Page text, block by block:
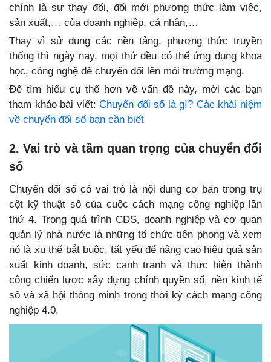
chính là sự thay đổi, đổi mới phương thức làm việc,
sản xuất,… của doanh nghiệp, cá nhân,…
Thay vì sử dụng các nền tảng, phương thức truyền
thống thì ngày nay, mọi thứ đều có thể ứng dụng khoa
học, công nghệ để chuyển đổi lên môi trường mạng.
Để tìm hiểu cụ thể hơn về vấn đề này, mời các bạn
tham khảo bài viết:Chuyển đổi số là gì? Các khái niệm
về chuyển đổi số bạn cần biết
2. Vai trò và tầm quan trọng của chuyển đổi
số
Chuyển đổi số có vai trò là nội dung cơ bản trong trụ
cột kỹ thuật số của cuộc cách mạng công nghiệp lần
thứ 4. Trong quá trình CĐS, doanh nghiệp và cơ quan
quản lý nhà nước là những tổ chức tiên phong và xem
nó là xu thế bắt buộc, tất yếu để nâng cao hiệu quả sản
xuất kinh doanh, sức cạnh tranh và thực hiện thành
công chiến lược xây dựng chính quyền số, nền kinh tế
số và xã hội thông minh trong thời kỳ cách mạng công
nghiệp 4.0.